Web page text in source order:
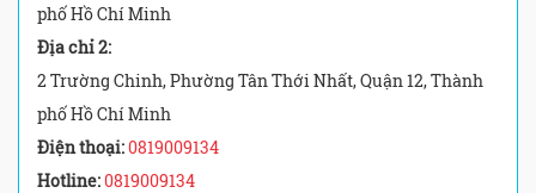
phố Hồ Chí Minh
Địa chỉ 2:
2 Trường Chinh, Phường Tân Thới Nhất, Quận 12, Thành
phố Hồ Chí Minh
Điện thoại:0819009134
Hotline:0819009134